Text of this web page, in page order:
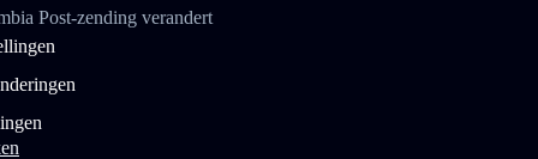
Post-zending verandert